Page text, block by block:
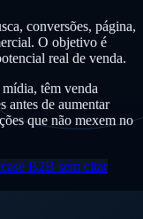
conversões, página,
O objetivo é
real de venda.
têm venda
antes de aumentar
que não mexem no
B2B sem citar